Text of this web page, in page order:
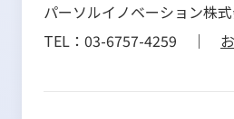
パーソルイノベーション株
TEL：03-6757-4259 ｜